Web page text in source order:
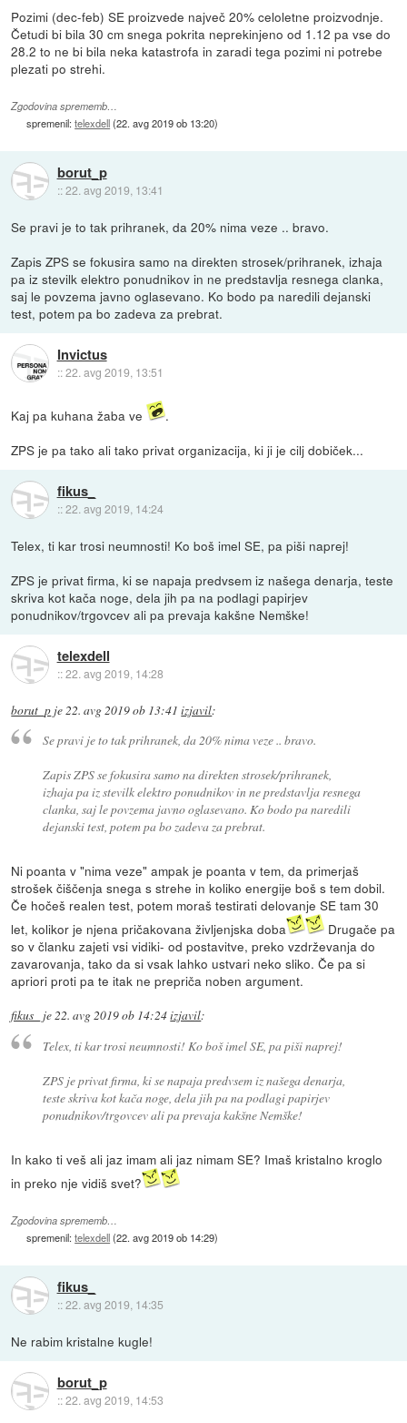
Pozimi (dec-feb) SE proizvede največ 20% celoletne proizvodnje.
Četudi bi bila 30 cm snega pokrita neprekinjeno od 1.12 pa vse do
28.2 to ne bi bila neka katastrofa in zaradi tega pozimi ni potrebe
plezati po strehi.
Zgodovina sprememb…
spremenil:telexdell(22. avg 2019 ob 13:20)
borut_p
::22. avg 2019, 13:41
Se pravi je to tak prihranek, da 20% nima veze .. bravo.
Zapis ZPS se fokusira samo na direkten strosek/prihranek, izhaja
pa iz stevilk elektro ponudnikov in ne predstavlja resnega clanka,
saj le povzema javno oglasevano. Ko bodo pa naredili dejanski
test, potem pa bo zadeva za prebrat.
Invictus
::22. avg 2019, 13:51
Kaj pa kuhana žaba ve
.
ZPS je pa tako ali tako privat organizacija, ki ji je cilj dobiček...
fikus_
::22. avg 2019, 14:24
Telex, ti kar trosi neumnosti! Ko boš imel SE, pa piši naprej!
ZPS je privat firma, ki se napaja predvsem iz našega denarja, teste
skriva kot kača noge, dela jih pa na podlagi papirjev
ponudnikov/trgovcev ali pa prevaja kakšne Nemške!
telexdell
::22. avg 2019, 14:28
borut_p je22. avg 2019 ob 13:41 izjavil:
Se pravi je to tak prihranek, da 20% nima veze .. bravo.
Zapis ZPS se fokusira samo na direkten strosek/prihranek,
izhaja pa iz stevilk elektro ponudnikov in ne predstavlja resnega
clanka, saj le povzema javno oglasevano. Ko bodo pa naredili
dejanski test, potem pa bo zadeva za prebrat.
Ni poanta v "nima veze" ampak je poanta v tem, da primerjaš
strošek čiščenja snega s strehe in koliko energije boš s tem dobil.
Če hočeš realen test, potem moraš testirati delovanje SE tam 30
let, kolikor je njena pričakovana življenjska doba
Drugače pa
so v članku zajeti vsi vidiki- od postavitve, preko vzdrževanja do
zavarovanja, tako da si vsak lahko ustvari neko sliko. Če pa si
apriori proti pa te itak ne prepriča noben argument.
fikus_ je22. avg 2019 ob 14:24izjavil:
Telex, ti kar trosi neumnosti! Ko boš imel SE, pa piši naprej!
ZPS je privat firma, ki se napaja predvsem iz našega denarja,
teste skriva kot kača noge, dela jih pa na podlagi papirjev
ponudnikov/trgovcev ali pa prevaja kakšne Nemške!
In kako ti veš ali jaz imam ali jaz nimam SE? Imaš kristalno kroglo
in preko nje vidiš svet?
Zgodovina sprememb…
spremenil:telexdell(22. avg 2019 ob 14:29)
fikus_
::22. avg 2019, 14:35
Ne rabim kristalne kugle!
borut_p
::22. avg 2019, 14:53